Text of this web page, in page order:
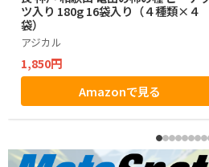
ツ入り 180g 16袋入り（４種類×４
袋）
アジカル
1,850円
Amazonで見る